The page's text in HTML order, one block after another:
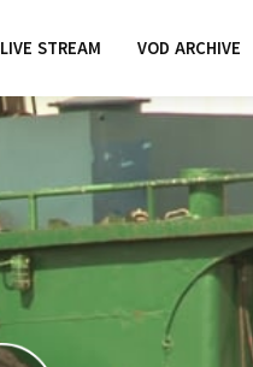
LIVE STREAM VOD ARCHIVE